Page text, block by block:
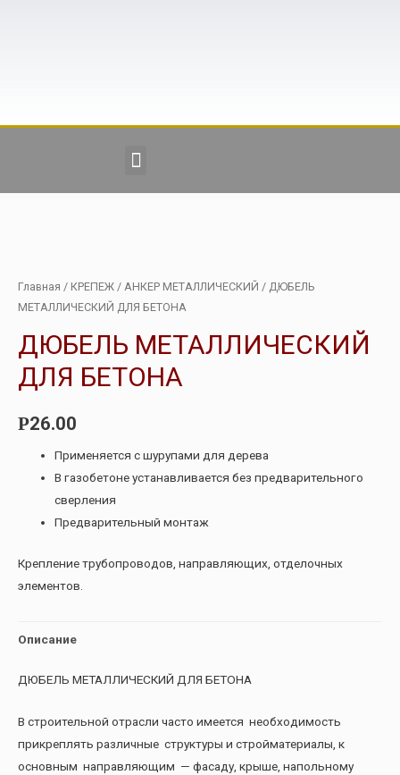
Главная / КРЕПЕЖ / АНКЕР МЕТАЛЛИЧЕСКИЙ / ДЮБЕЛЬ
МЕТАЛЛИЧЕСКИЙ ДЛЯ БЕТОНА
ДЮБЕЛЬ МЕТАЛЛИЧЕСКИЙ
ДЛЯ БЕТОНА
Р26.00
Применяется с шурупами для дерева
В газобетоне устанавливается без предварительного
сверления
Предварительный монтаж
Крепление трубопроводов, направляющих, отделочных
элементов.
Описание
ДЮБЕЛЬ МЕТАЛЛИЧЕСКИЙ ДЛЯ БЕТОНА
В строительной отрасли часто имеется необходимость
прикреплять различные структуры и стройматериалы, к
основным направляющим — фасаду, крыше, напольному